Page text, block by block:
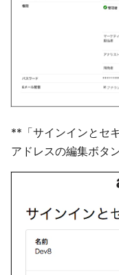
**「サインインとセ
アドレスの編集ボタ